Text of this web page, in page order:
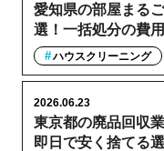
愛知県の部屋まる
選！一括処分の費
ハウスクリーニング
東京都の廃品回収
即日で安く捨てる
2026.06.23